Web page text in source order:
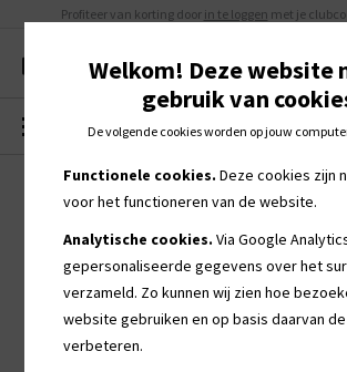
Profiteer van korting door in te loggen met je
MENU
Welkom! Deze website
gebruik van
De volgende cookies worden op jouw
Functionele cookies. Deze cookies zijn
voor het functioneren van de website.
Analytische cookies. Via Google
gepersonaliseerde gegevens over het
verzameld. Zo kunnen wij zien hoe
website gebruiken en op basis daarvan
verbeteren.